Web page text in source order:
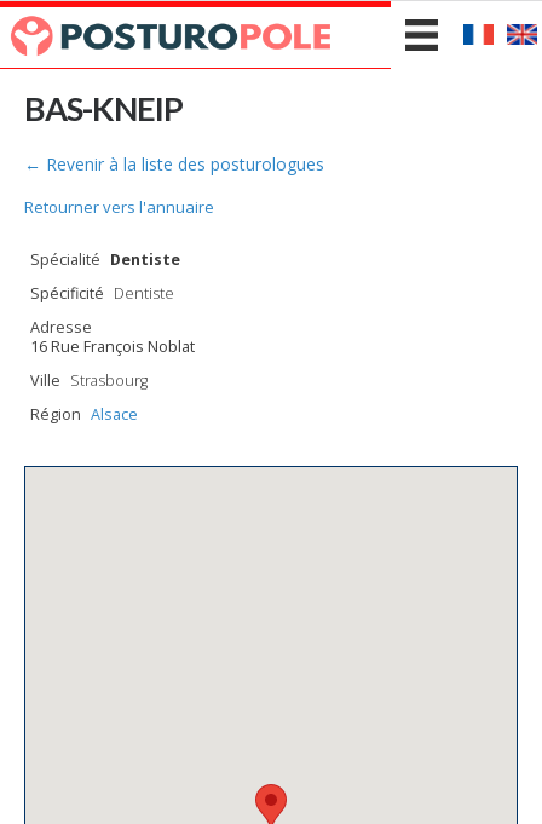
BAS-KNEIP
← Revenir à la liste des posturologues
Retourner vers l'annuaire
Spécialité Dentiste
Spécificité Dentiste
Adresse
16 Rue François Noblat
Ville Strasbourg
Région Alsace